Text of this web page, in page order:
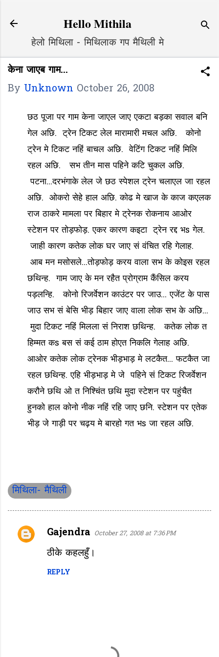
Hello Mithila
हेलो मिथिला - मिथिलाक गप मैथिली मे
केना जाएब गाम...
By Unknown October 26, 2008
छठ पूजा पर गाम केना जाएल जाए एकटा बड़का सवाल बनि
गेल अछि. ट्रेन टिकट लेल मारामारी मचल अछि. कोनो
ट्रेन मे टिकट नहिं बाचल अछि. वेटिंग टिकट नहिं मिलि
रहल अछि. सभ तीन मास पहिने कटि चुकल अछि.
पटना...दरभंगाके लेल जे छठ स्पेशल ट्रेन चलाएल जा रहल
अछि. ओकरो सेहे हाल अछि. कोढ मे खाज के काज कएलक
राज ठाकरे मामला पर बिहार मे ट्रेनक रोकनाय आओर
स्टेशन पर तोड़फोड़. एकर कारण कइटा ट्रेन रद्द भs गेल.
जाही कारण कतेक लोक घर जाए सं वंचित रहि गेलाह.
आब मन मसोसले...तोड़फोड़ करय वाला सभ के कोइस रहल
छथिन्ह. गाम जाए के मन रहैत प्रोग्राम कैंसिल करय
पड़लन्हि. कोनो रिजर्वेशन काउंटर पर जाउ... एजेंट के पास
जाउ सभ सं बेसि भीड़ बिहार जाए वाला लोक सभ के अछि...
मुदा टिकट नहिं मिलला सं निराश छथिन्ह. कतेक लोक त
हिम्मत कs बस सं कई ठाम होएत निकलि गेलाह अछि.
आओर कतेक लोक ट्रेनक भीड़भाड़ मे लटकैत... फटकैत जा
रहल छथिन्ह. एहि भीड़भाड़ मे जे पहिने सं टिकट रिजर्वेशन
करौने छथि ओ त निश्चिंत छथि मुदा स्टेशन पर पहुंचैत
हुनको हाल कोनो नीक नहिं रहि जाए छनि. स्टेशन पर एतेक
भीड़ जे गाड़ी पर चढ़य मे बारहो गत भs जा रहल अछि.
मिथिला- मैथिली
C
Gajendra October 27, 2008 at 7:36 PM
ठीके कहलहुँ।
REPLY